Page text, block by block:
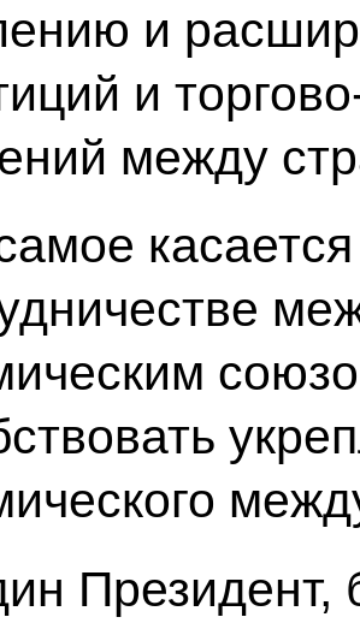
и
и
между
Президент,